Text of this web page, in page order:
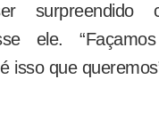
surpreendido
ele.
isso que